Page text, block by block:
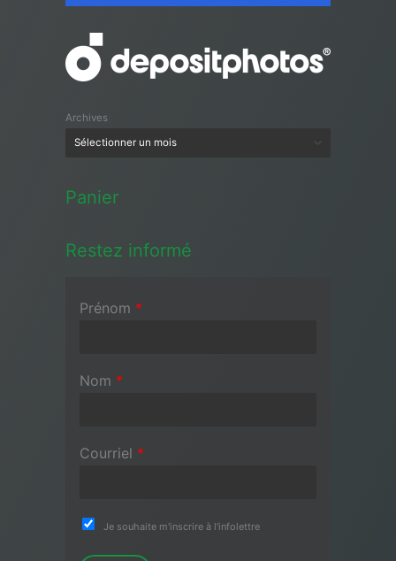
Archives
Panier
Restez informé
Prénom *
Nom *
Courriel *
Je souhaite m'inscrire à l'infolettre